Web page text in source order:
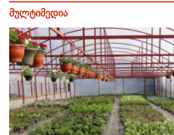
მულტიმედია